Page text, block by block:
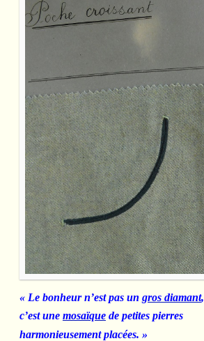
« Le bonheur n’est pas un gros diamant,
c’est une mosaïquede petites pierres
harmonieusement placées. »